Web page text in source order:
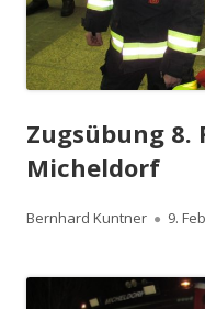
Zugsübung 8.
Micheldorf
Autor
Bernhard Kuntner 9.